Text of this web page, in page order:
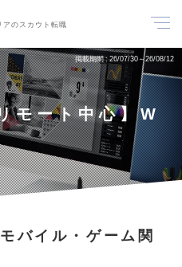
アのスカウト転職
掲載期間 26/07/30～26/08/12
モート中心】W
バイル・ゲーム関